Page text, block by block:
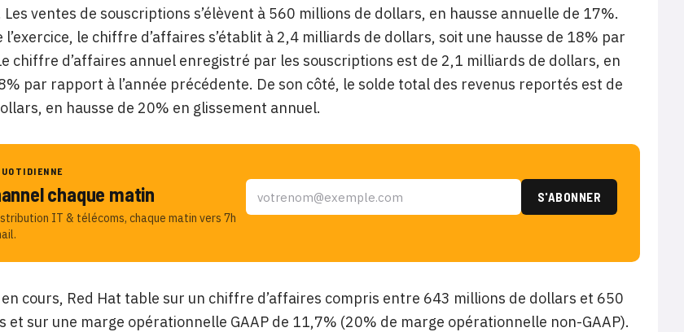
Les ventes de souscriptions s’élèvent à 560 millions de dollars, en hausse annuelle de 17%.
l’exercice, le chiffre d’affaires s’établit à 2,4 milliards de dollars, soit une hausse de 18% par
chiffre d’affaires annuel enregistré par les souscriptions est de 2,1 milliards de dollars, en
par rapport à l’année précédente. De son côté, le solde total des revenus reportés est de
en hausse de 20% en glissement annuel.
chaque matin
IT & télécoms, chaque matin vers 7h
cours, Red Hat table sur un chiffre d’affaires compris entre 643 millions de dollars et 650
et sur une marge opérationnelle GAAP de 11,7% (20% de marge opérationnelle non-GAAP).